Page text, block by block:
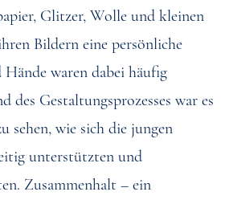
Glitzer, Wolle und kleinen
Bildern eine persönliche
waren dabei häufig
des Gestaltungsprozesses war es
sehen, wie sich die jungen
unterstützten und
Zusammenhalt – ein